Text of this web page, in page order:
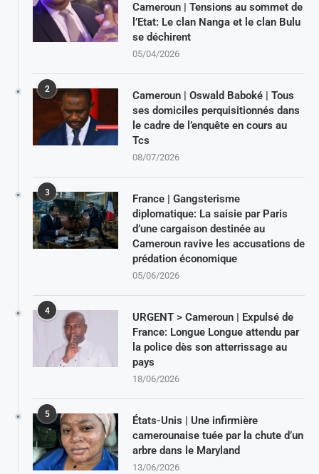
Cameroun | Tensions au sommet de
l’Etat: Le clan Nanga et le clan Bulu
se déchirent
05/04/2026
2
Cameroun | Oswald Baboké | Tous
ses domiciles perquisitionnés dans
le cadre de l’enquête en cours au
Tcs
08/07/2026
3
France | Gangsterisme
diplomatique: La saisie par Paris
d’une cargaison destinée au
Cameroun ravive les accusations de
prédation économique
05/06/2026
4
URGENT > Cameroun | Expulsé de
France: Longue Longue attendu par
la police dès son atterrissage au
pays
18/06/2026
5
États-Unis | Une infirmière
camerounaise tuée par la chute d’un
arbre dans le Maryland
13/06/2026